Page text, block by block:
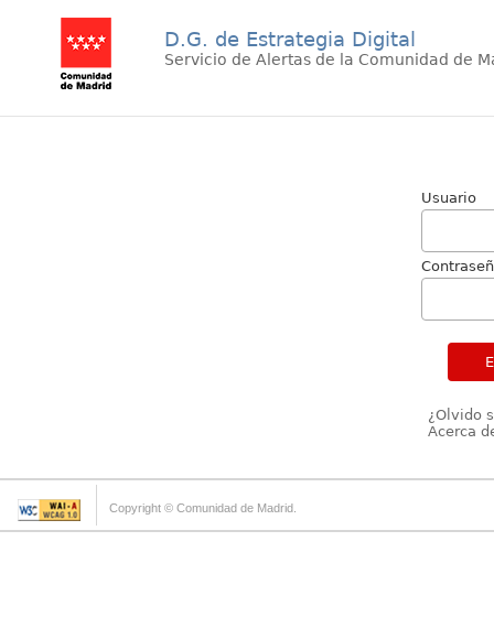
D.G. de Estrategia Digital
Servicio de Alertas de la Comunidad de
Usuario
¿Olvido
Acerca
Copyright © Comunidad de Madrid.